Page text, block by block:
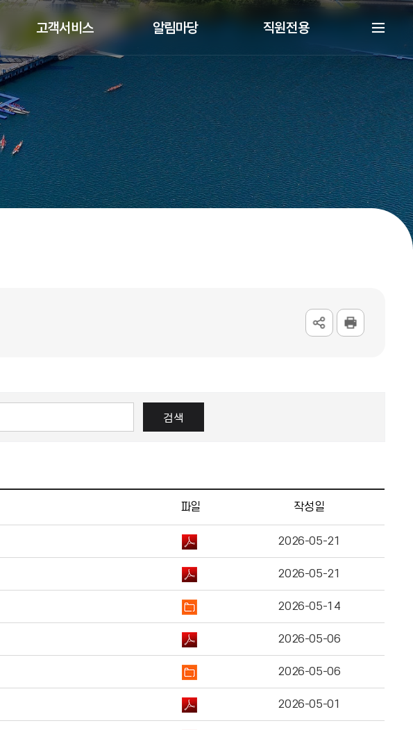
고객서비스 알림마당 직원전용
검색
파일 작성일
2026-05-21
2026-05-21
2026-05-14
2026-05-06
2026-05-06
2026-05-01